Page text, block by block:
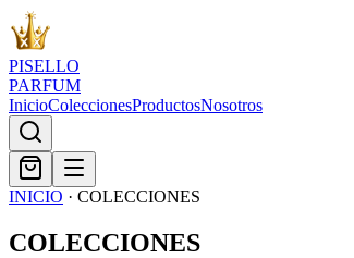
PISELLO
PARFUM
InicioColeccionesProductosNosotros
INICIO · COLECCIONES
COLECCIONES